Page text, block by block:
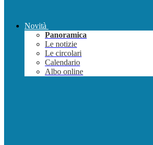
Novità
Panoramica
Le notizie
Le circolari
Calendario
Albo online